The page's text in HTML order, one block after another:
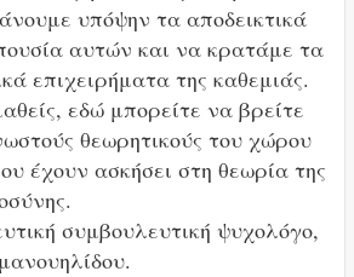
υπόψην τα αποδεικτικά
αυτών και να κρατάμε τα
επιχειρήματα της καθεμιάς.
εδώ μπορείτε να βρείτε
θεωρητικούς του χώρου
έχουν ασκήσει στη θεωρία της
συμβουλευτική ψυχολόγο,